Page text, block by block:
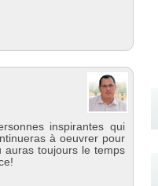
inspirantes qui
à oeuvrer pour
auras toujours le temps